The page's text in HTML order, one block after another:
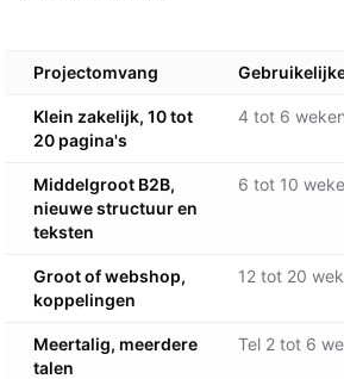
Projectomvang
Klein zakelijk, 10 tot
20 pagina's
4 tot 6 weken
Middelgroot B2B,
nieuwe structuur en
teksten
6 tot 10
Groot of webshop,
koppelingen
12 tot 20
Meertalig, meerdere
talen
Tel 2 tot 6